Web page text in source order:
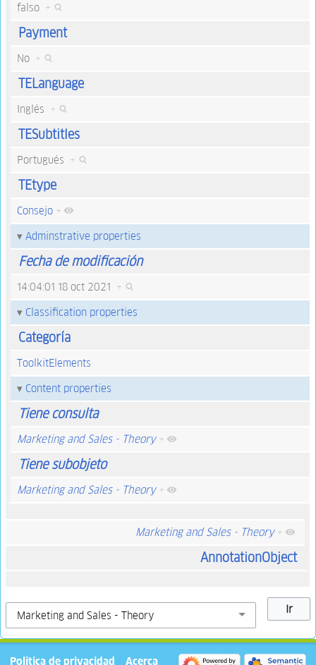
falso +
Payment
No +
TELanguage
Inglés +
TESubtitles
Portugués +
TEtype
Consejo +
Adminstrative properties
Fecha de modificación
14:04:01 18 oct 2021 +
Classification properties
Categoría
ToolkitElements
Content properties
Tiene consulta
Marketing and Sales - Theory +
Tiene subobjeto
Marketing and Sales - Theory +
Marketing and Sales - Theory +
AnnotationObject
Política de privacidad Acerca